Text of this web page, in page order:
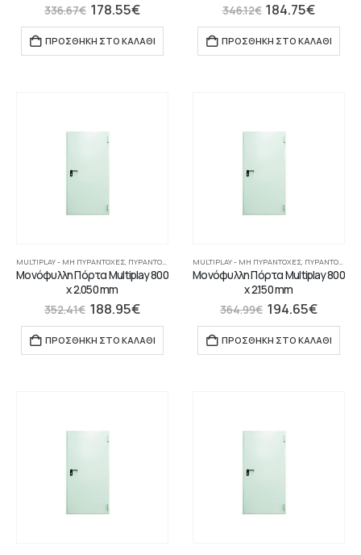
336.67€ 178.55€
ΠΡΟΣΘΉΚΗ ΣΤΟ ΚΑΛΆΘΙ
346.12€ 184.75€
ΠΡΟΣΘΉΚΗ ΣΤΟ ΚΑΛΆΘΙ
MULTIPLAY - ΜΗ ΠΥΡΆΝΤΟΧΕΣ, ΠΥΡΆΝΤΟΧΕΣ ΠΌΡΤΕΣ
Μονόφυλλη Πόρτα Multiplay 800
x 2.050 mm
352.41€ 188.95€
ΠΡΟΣΘΉΚΗ ΣΤΟ ΚΑΛΆΘΙ
MULTIPLAY - ΜΗ ΠΥΡΆΝΤΟΧΕΣ, ΠΥΡΆΝΤΟΧΕΣ ΠΌΡΤΕΣ
Μονόφυλλη Πόρτα Multiplay 800
x 2.150 mm
364.99€ 194.65€
ΠΡΟΣΘΉΚΗ ΣΤΟ ΚΑΛΆΘΙ